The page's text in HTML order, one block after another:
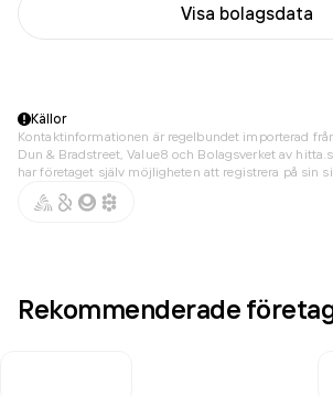
Visa bolagsdata
Källor
Kontaktinformationen är regelbundet importerad
Dun & Bradstreet, Value8 och Bolagsverket av
har företaget själv möjligheten att registrera på sin
Rekommenderade